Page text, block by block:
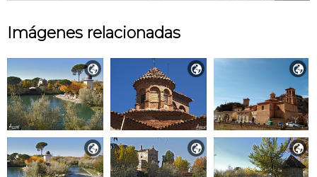
Imágenes relacionadas
  
  